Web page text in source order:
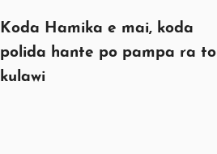
Koda Hamika e mai, koda
polida hante po pampa ra to
kulawi